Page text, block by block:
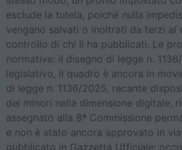
esclude la tutela, poiché nulla
vengano salvati o inoltrati da terzi al
controllo di chi li ha pubblicati. Le
normative: il disegno di legge n.
legislativo, il quadro è ancora in
di legge n. 1136/2025, recante
dei minori nella dimensione digitale,
assegnato alla 8ª Commissione
e non è stato ancora approvato in
pubblicato in Gazzetta Ufficiale: